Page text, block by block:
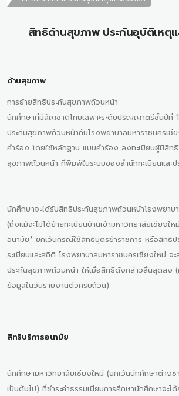
สิทธิด้านสุขภาพ ประกันอุบัติเหตุแ
ด้านสุขภาพ
การย้ายสิทธิประกันสุขภาพถ้วนหน้า
นักศึกษาที่มีสัญชาติไทยเฉพาะระดับปริญญาตรีชั้นปีที่
ประกันสุขภาพถ้วนหน้ากับโรงพยาบาลมหาราชนครเชี
คำร้อง โดยใช้หลักฐาน แบบคำร้อง ลงทะเบียนผู้มีสิท
สุขภาพถ้วนหน้า ที่พิมพ์ในระบบของสำนักทะเบียนและป
นักศึกษาจะได้รับสิทธิประกันสุขภาพถ้วนหน้าโรงพยาบ
(ถึงแม้จะไม่ได้ย้ายทะเบียนบ้านเข้ามหาวิทยาลัยเชียง
อนามัย* ยกเว้นกรณีใช้สิทธิบุตรข้าราชการ หรือสิทธิป
ระเบียนและสถิติ โรงพยาบาลมหาราชนครเชียงใหม่ จ
ประกันสุขภาพถ้วนหน้า ให้เมื่อสิทธิดังกล่าวสิ้นสุดลง
ข้อมูลในวันรายงานตัวครบถ้วน)
สิทธิบริการอนามัย
นักศึกษามหาวิทยาลัยเชียงใหม่ (ยกเว้นนักศึกษาต่าง
เป็นต้นไป) ที่ชำระค่าธรรมเนียมการศึกษานักศึกษาจะไ